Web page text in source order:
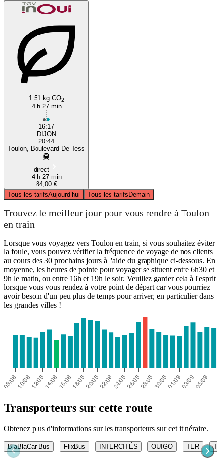
1.51 kg CO2
4 h 27 min
16:17
DIJON
20:44
Toulon, Boulevard De Tess
direct
4 h 27 min
84,00 €
Tous les tarifsAujourd’hui Tous les tarifsDemain
Trouvez le meilleur jour pour vous rendre à Toulon
en train
Lorsque vous voyagez vers Toulon en train, si vous souhaitez éviter
la foule, vous pouvez vérifier la fréquence de voyage de nos clients
au cours des 30 prochains jours à l'aide du graphique ci-dessous. En
moyenne, les heures de pointe pour voyager se situent entre 6h30 et
9h le matin, ou entre 16h et 19h le soir. Veuillez garder cela à l'esprit
lorsque vous vous rendez à votre point de départ car vous pourriez
avoir besoin d'un peu plus de temps pour arriver, en particulier dans
les grandes villes !
Transporteurs sur cette route
Obtenez plus d'informations sur les transporteurs sur cet itinéraire.
BlaBlaCar Bus FlixBus INTERCITÉS OUIGO TER